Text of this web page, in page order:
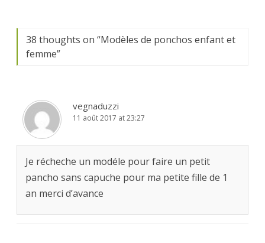
38 thoughts on “Modèles de ponchos enfant et
femme”
vegnaduzzi
11 août 2017 at 23:27
Je récheche un modéle pour faire un petit
pancho sans capuche pour ma petite fille de 1
an merci d’avance